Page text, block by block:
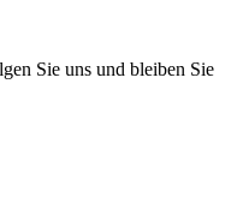
Sie uns und bleiben Sie